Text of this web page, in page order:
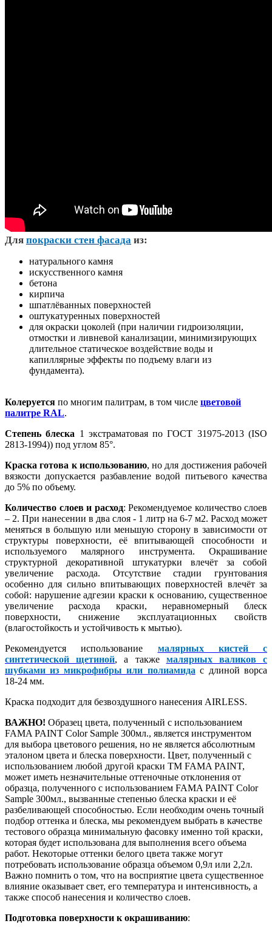
Для покраски стен фасада из:
натурального камня
искусственного камня
бетона
кирпича
шпатлёванных поверхностей
оштукатуренных поверхностей
для окраски цоколей (при наличии гидроизоляции,
отмостки и ливневой канализации, минимизирующих
длительное статическое воздействие воды и
капиллярные эффекты по подъему влаги из
фундамента).
Колеруется по многим палитрам, в том числе цветовой
палитре RAL.
Степень блеска 1 экстраматовая по ГОСТ 31975-2013 (ISO
2813-1994)) под углом 85°.
Краска готова к использованию, но для достижения рабочей
вязкости допускается разбавление водой питьевого качества
до 5% по объему.
Количество слоев и расход: Рекомендуемое количество слоев
– 2. При нанесении в два слоя - 1 литр на 6-7 м2. Расход может
меняться в большую или меньшую сторону в зависимости от
структуры поверхности, её впитывающей способности и
используемого малярного инструмента. Окрашивание
структурной декоративной штукатурки влечёт за собой
увеличение расхода. Отсутствие стадии грунтования
особенно для сильно впитывающих поверхностей влечёт за
собой: нарушение адгезии краски к основанию, существенное
увеличение расхода краски, неравномерный блеск
поверхности, снижение эксплуатационных свойств
(влагостойкость и устойчивость к мытью).
Рекомендуется использование малярных кистей с
синтетической щетиной, а также малярных валиков с
шубками из микрофибры или полиамида с длиной ворса
18-24 мм.
Краска подходит для безвоздушного нанесения AIRLESS.
ВАЖНО! Образец цвета, полученный с использованием
FAMA PAINT Color Sample 300мл., является инструментом
для выбора цветового решения, но не является абсолютным
эталоном цвета и блеска поверхности. Цвет, полученный с
использованием любой другой краски ТМ FAMA PAINT,
может иметь незначительные оттеночные отклонения от
образца, полученного с использованием FAMA PAINT Color
Sample 300мл., вызванные степенью блеска краски и её
разбеливающей способностью. Если необходим очень точный
подбор оттенка и блеска, мы рекомендуем выбрать в качестве
тестового образца минимальную фасовку именно той краски,
которая будет использована для выполнения всего объема
работ. Некоторые оттенки белого цвета также могут
потребовать использование образца объемом 0,9л или 2,2л.
Важно помнить о том, что на восприятие цвета существенное
влияние оказывает свет, его температура и интенсивность, а
также способ нанесения и количество слоев.
Подготовка поверхности к окрашиванию: